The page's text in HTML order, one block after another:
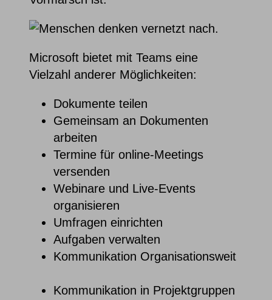
Microsoft bietet mit Teams eine
Vielzahl anderer Möglichkeiten:
Dokumente teilen
Gemeinsam an Dokumenten
arbeiten
Termine für online-Meetings
versenden
Webinare und Live-Events
organisieren
Umfragen einrichten
Aufgaben verwalten
Kommunikation Organisationsweit
Kommunikation in Projektgruppen